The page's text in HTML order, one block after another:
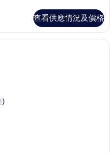
查看供應情況及價格
時尚雙人房 (Beatles) | 高級寢具、迷
)